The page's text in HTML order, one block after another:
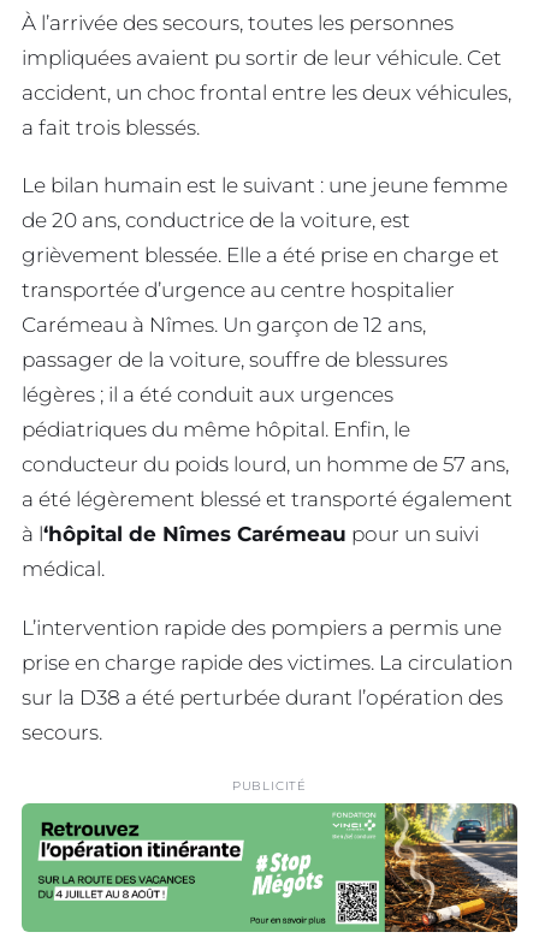
À l’arrivée des secours, toutes les personnes
impliquées avaient pu sortir de leur véhicule. Cet
accident, un choc frontal entre les deux véhicules,
a fait trois blessés.
Le bilan humain est le suivant : une jeune femme
de 20 ans, conductrice de la voiture, est
grièvement blessée. Elle a été prise en charge et
transportée d’urgence au centre hospitalier
Carémeau à Nîmes. Un garçon de 12 ans,
passager de la voiture, souffre de blessures
légères ; il a été conduit aux urgences
pédiatriques du même hôpital. Enfin, le
conducteur du poids lourd, un homme de 57 ans,
a été légèrement blessé et transporté également
à l‘hôpital de Nîmes Carémeau pour un suivi
médical.
L’intervention rapide des pompiers a permis une
prise en charge rapide des victimes. La circulation
sur la D38 a été perturbée durant l’opération des
secours.
PUBLICITÉ